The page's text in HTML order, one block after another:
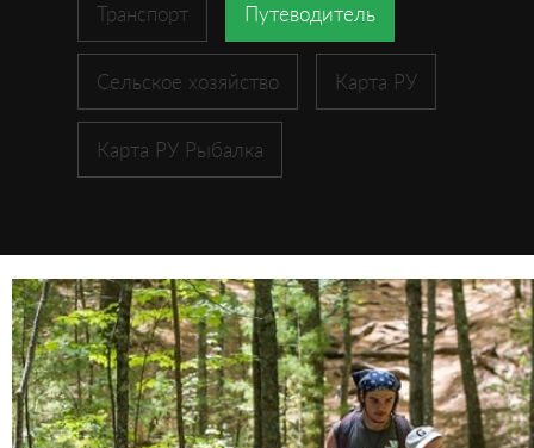
Транспорт Путеводитель
Сельское хозяйство Карта РУ
Карта РУ Рыбалка